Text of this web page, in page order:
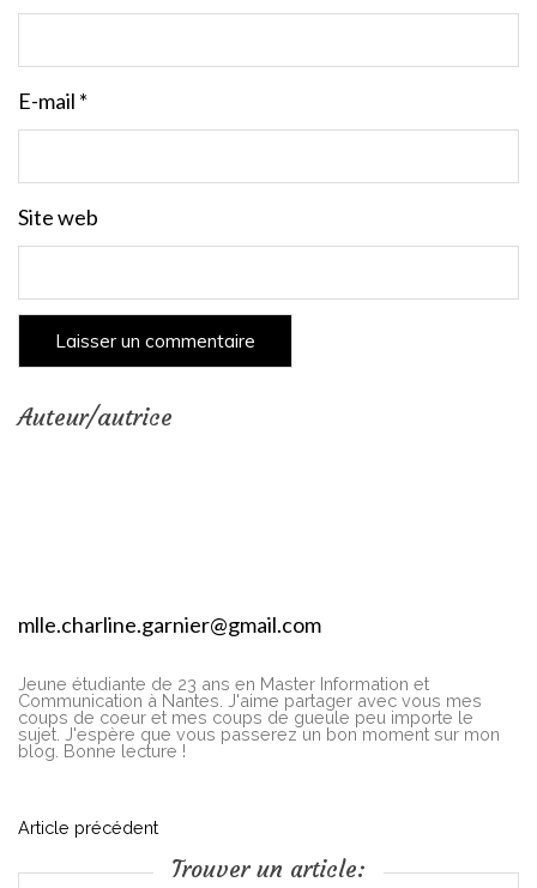
E-mail *
Site web
Auteur/autrice
mlle.charline.garnier@gmail.com
Jeune étudiante de 23 ans en Master Information et
Communication à Nantes. J'aime partager avec vous mes
coups de coeur et mes coups de gueule peu importe le
sujet. J'espère que vous passerez un bon moment sur mon
blog. Bonne lecture !
N
Article précédent
Trouver un article: